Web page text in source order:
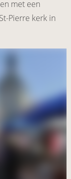
met een
Pierre kerk in